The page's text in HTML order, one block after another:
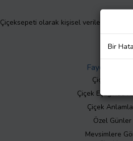
Çiçeksepeti olarak kişisel verilerinizin
Faydalı Bilgiler
Çiçek Bakımı
Çiçek Eşliğinde
Çiçek
Özel Günler
Mevsimlere
Bir